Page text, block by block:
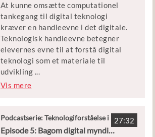
Vært: Anders Høeg Nissen
Det handler om analoge robotter på
Munkekærskolen, og om hvordan
eleverne samler data om virus-
spredning i Hundested. Hør også om
undervisning i krydsfeltet mellem
algoritmer, data og modeller - både i
de yngre og i de ældre klasser.
fire udvalgte forsøgsskoler.
At kunne omsætte computationel
tankegang til digital teknologi
kræver en handleevne i det digitale.
Teknologisk handleevne betegner
elevernes evne til at forstå digital
teknologi som et materiale til
udvikling ...
af digitale artefakter. Denne episode
på kompetenceområdet ‘teknologisk
handleevne’.
Vis mere
27:32
Podcastserie: Teknologiforståelse i
grundskolen
Episode 5: Bagom digital myndiggørelse og digitalt design